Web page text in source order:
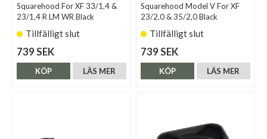
Squarehood For XF 33/1,4 &
23/1,4 R LM WR Black
Tillfälligt slut
739 SEK
LÄS MER
KÖP
Squarehood Model V For XF
23/2,0 & 35/2,0 Black
Tillfälligt slut
739 SEK
LÄS MER
KÖP